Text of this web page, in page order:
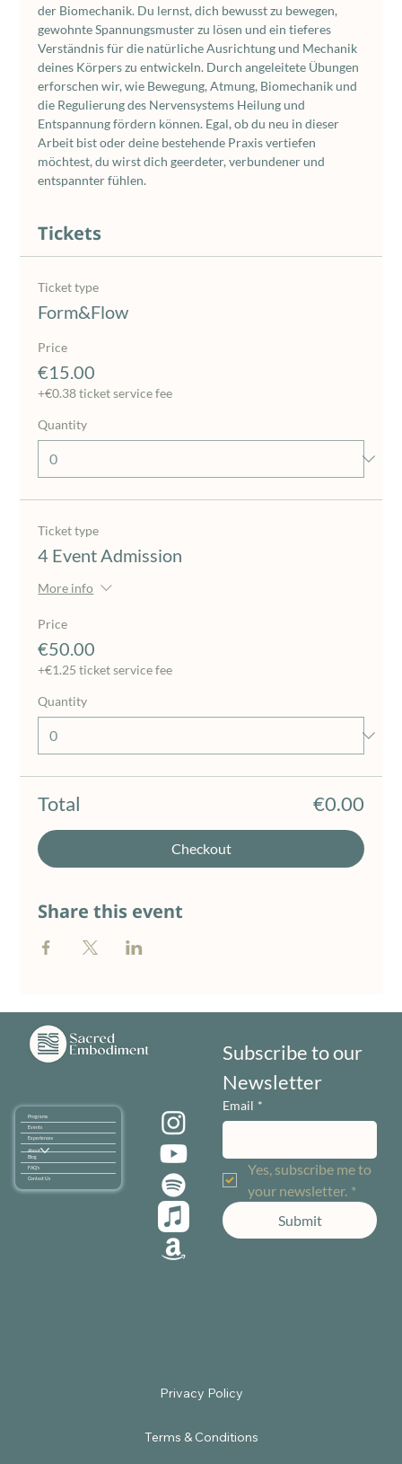
der Biomechanik. Du lernst, dich bewusst zu bewegen,
gewohnte Spannungsmuster zu lösen und ein tieferes
Verständnis für die natürliche Ausrichtung und Mechanik
deines Körpers zu entwickeln. Durch angeleitete Übungen
erforschen wir, wie Bewegung, Atmung, Biomechanik und
die Regulierung des Nervensystems Heilung und
Entspannung fördern können. Egal, ob du neu in dieser
Arbeit bist oder deine bestehende Praxis vertiefen
möchtest, du wirst dich geerdeter, verbundener und
entspannter fühlen.
Tickets
Ticket type
Form&Flow
Price
€15.00
+€0.38 ticket service fee
Quantity
Ticket type
4 Event Admission
More info
Price
€50.00
+€1.25 ticket service fee
Quantity
Total €0.00
Checkout
Share this event
Programs
Events
Experiences
About
Blog
FAQ's
Contact Us
Subscribe to our
Newsletter
Email *
Yes, subscribe me to
your newsletter. *
Submit
Terms & Conditions